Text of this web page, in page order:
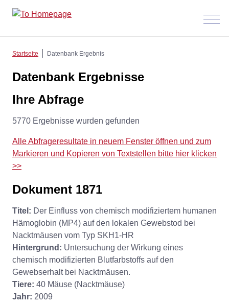
Menü
Startseite Datenbank Ergebnis
Datenbank Ergebnisse
Ihre Abfrage
5770 Ergebnisse wurden gefunden
Alle Abfrageresultate in neuem Fenster öffnen und zum
Markieren und Kopieren von Textstellen bitte hier klicken
>>
Dokument 1871
Titel: Der Einfluss von chemisch modifiziertem humanen
Hämoglobin (MP4) auf den lokalen Gewebstod bei
Nacktmäusen vom Typ SKH1-HR
Hintergrund: Untersuchung der Wirkung eines
chemisch modifizierten Blutfarbstoffs auf den
Gewebserhalt bei Nacktmäusen.
Tiere: 40 Mäuse (Nacktmäuse)
Jahr: 2009